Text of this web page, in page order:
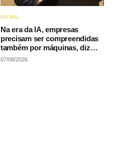
GERAL
Na era da IA, empresas
precisam ser compreendidas
também por máquinas, diz
LAQI
07/08/2026